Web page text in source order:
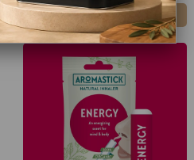
Sepete Ekle